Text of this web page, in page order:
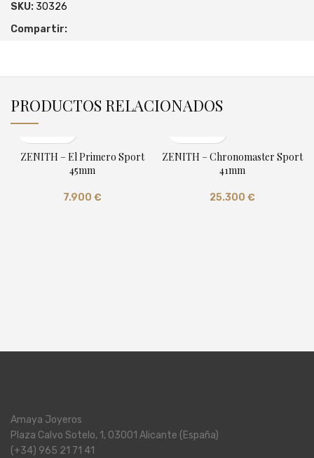
SKU: 30326
Compartir:
PRODUCTOS RELACIONADOS
ZENITH – El Primero Sport
45mm
7.900 €
ZENITH – Chronomaster Sport
41mm
25.300 €
Amaya Joyeros
Plaza Calvo Sotelo, 1, 03001 Alicante (España)
(+34) 965 21 71 41